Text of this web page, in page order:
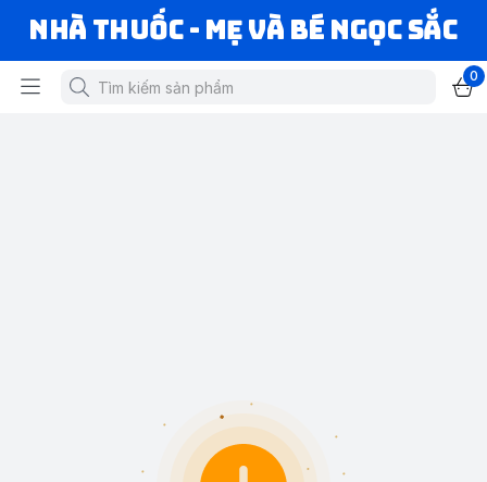
Nhà Thuốc - Mẹ và Bé Ngọc Sắc
0